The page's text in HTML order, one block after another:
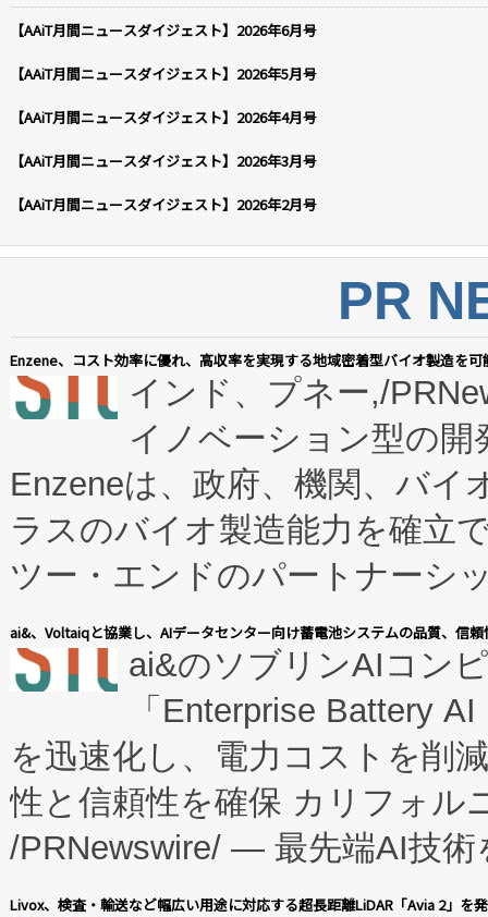
【AAiT月間ニュースダイジェスト】2026年6月号
【AAiT月間ニュースダイジェスト】2026年5月号
【AAiT月間ニュースダイジェスト】2026年4月号
【AAiT月間ニュースダイジェスト】2026年3月号
【AAiT月間ニュースダイジェスト】2026年2月号
PR
Enzene、コスト効率に優れ、高収率を実現する地域密着型バイオ製造を
インド、プネー,/
イノベーション型の
Enzeneは、政府、機関、バイ
ラスのバイオ製造能力を確立
ツー・エンドのパートナーシ
表しました。 同社の実績ある
manufacturing™ (FCCM™) プ
たNeXは、バイオ医薬品製造
従来のフェッドバッチ施設の
に、患者やサプライチェーン
キー方式で拡張性が高く、持
す。FCCM‑を活用した現地生
ai&、Voltaiqと協業し、AIデータセンター向け蓄電池システムの品質、信
ai&のソブリンAIコン
「Enterprise Battery
を迅速化し、電力コストを削
性と信頼性を確保 カリフォル
/PRNewswire/ — 最先端AI技術
会社エーアイ・アンド：本社
Livox、検査・輸送など幅広い用途に対応する超長距離LiDAR「Avia 2」を